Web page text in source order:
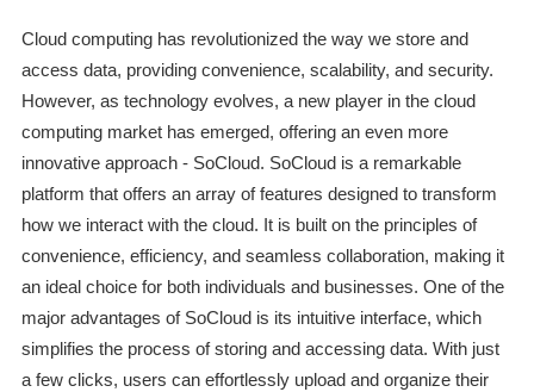
Cloud computing has revolutionized the way we store and
access data, providing convenience, scalability, and security.
However, as technology evolves, a new player in the cloud
computing market has emerged, offering an even more
innovative approach - SoCloud. SoCloud is a remarkable
platform that offers an array of features designed to transform
how we interact with the cloud. It is built on the principles of
convenience, efficiency, and seamless collaboration, making it
an ideal choice for both individuals and businesses. One of the
major advantages of SoCloud is its intuitive interface, which
simplifies the process of storing and accessing data. With just
a few clicks, users can effortlessly upload and organize their